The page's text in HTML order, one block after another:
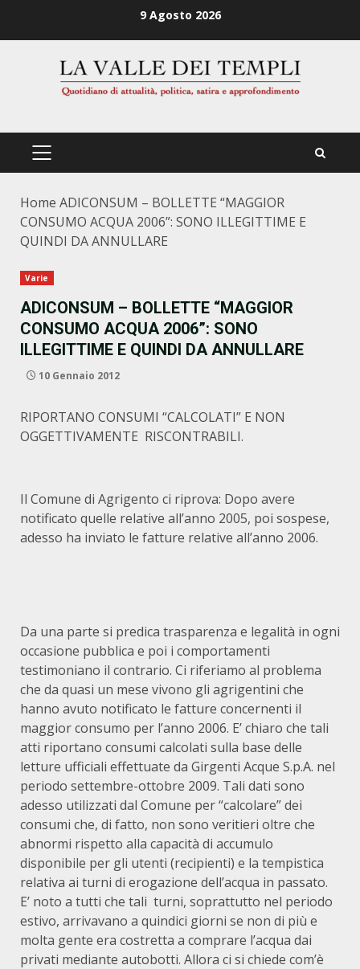
9 Agosto 2026
PRIMÄRES
Home ADICONSUM – BOLLETTE “MAGGIOR
CONSUMO ACQUA 2006”: SONO ILLEGITTIME E
QUINDI DA ANNULLARE
Varie
ADICONSUM – BOLLETTE “MAGGIOR
CONSUMO ACQUA 2006”: SONO
ILLEGITTIME E QUINDI DA ANNULLARE
10 Gennaio 2012
RIPORTANO CONSUMI “CALCOLATI” E NON
OGGETTIVAMENTE RISCONTRABILI.
Il Comune di Agrigento ci riprova: Dopo avere
notificato quelle relative all’anno 2005, poi sospese,
adesso ha inviato le fatture relative all’anno 2006.
Da una parte si predica trasparenza e legalità in ogni
occasione pubblica e poi i comportamenti
testimoniano il contrario. Ci riferiamo al problema
che da quasi un mese vivono gli agrigentini che
hanno avuto notificato le fatture concernenti il
maggior consumo per l’anno 2006. E’ chiaro che tali
atti riportano consumi calcolati sulla base delle
letture ufficiali effettuate da Girgenti Acque S.p.A. nel
periodo settembre-ottobre 2009. Tali dati sono
adesso utilizzati dal Comune per “calcolare” dei
consumi che, di fatto, non sono veritieri oltre che
abnormi rispetto alla capacità di accumulo
disponibile per gli utenti (recipienti) e la tempistica
relativa ai turni di erogazione dell’acqua in passato.
E’ noto a tutti che tali turni, soprattutto nel periodo
estivo, arrivavano a quindici giorni se non di più e
molta gente era costretta a comprare l’acqua dai
privati mediante autobotti. Allora ci si chiede com’è